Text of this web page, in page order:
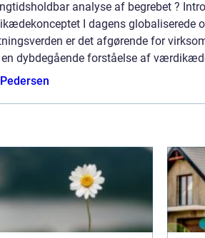
analyse af begrebet ?
I dagens globaliserede
er det afgørende for
dybdegående forståelse af